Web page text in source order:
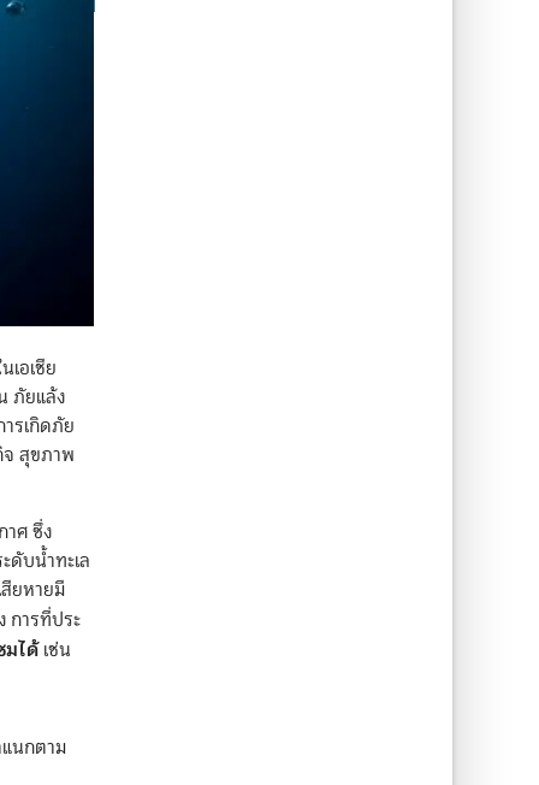
อเชีย
ภัยแล้ง
รเกิดภัย
จ สุขภาพ
าศ ซึ่ง
ดับน้ำทะเล
ยหายมี
การที่ประ
มได้เช่น
นกตาม